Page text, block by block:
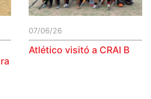
07/06/26
Atlético visitó a CRAI B